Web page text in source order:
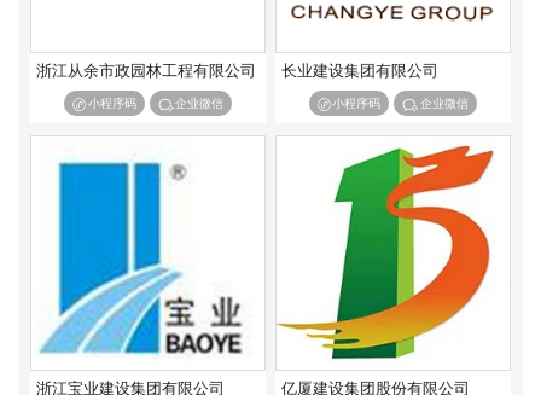
矿山工程施工总承包三级
冶金工程施工总承包特级
冶金工程施工总承包一级
冶金工程施工总承包二级
冶金工程施工总承包三级
石油化工工程施工总承包特级
石油化工工程施工总承包一级
石油化工工程施工总承包三级
通信工程施工总承包一级
通信工程施工总承包二级
机电工程施工总承包一级
机电工程施工总承包三级
浙江从余市政园林工程有限公司
小程序码 企业微信
长业建设集团有限公司
小程序码 企业微信
浙江宝业建设集团有限公司 亿厦建设集团股份有限公司